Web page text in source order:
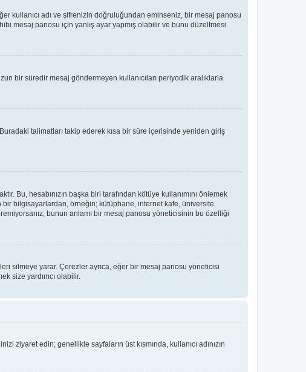
kullanıcı adı ve şifrenizin doğruluğundan eminseniz, bir mesaj panosu
mesaj panosu için yanlış ayar yapmış olabilir ve bunu düzeltmesi
bir süredir mesaj göndermeyen kullanıcıları periyodik aralıklarla
Buradaki talimatları takip ederek kısa bir süre içerisinde yeniden giriş
Bu, hesabınızın başka biri tarafından kötüye kullanımını önlemek
bilgisayarlardan, örneğin; kütüphane, internet kafe, üniversite
bunun anlamı bir mesaj panosu yöneticisinin bu özelliği
silmeye yarar. Çerezler ayrıca, eğer bir mesaj panosu yöneticisi
size yardımcı olabilir.
ziyaret edin; genellikle sayfaların üst kısmında, kullanıcı adınızın